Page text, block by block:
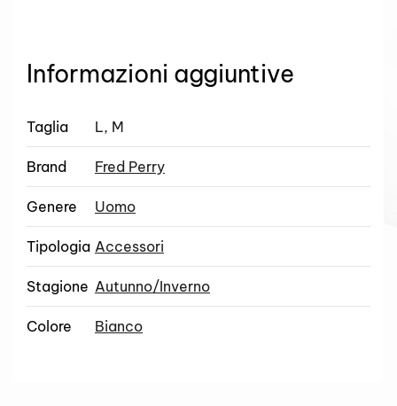
Informazioni aggiuntive
Taglia L, M
Brand Fred Perry
Genere Uomo
Tipologia Accessori
Stagione Autunno/Inverno
Colore Bianco